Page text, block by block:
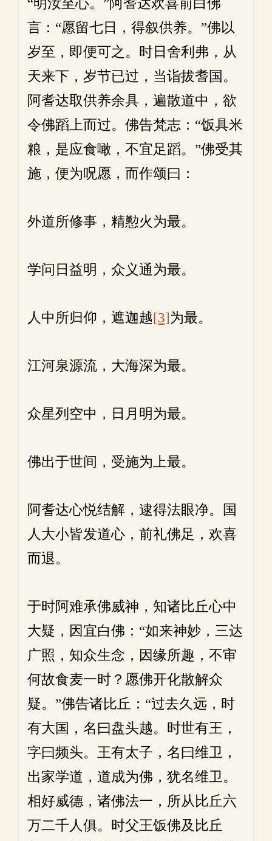
“明汝至心。”阿耆达欢喜前白佛
言：“愿留七日，得叙供养。”佛以
岁至，即便可之。时日舍利弗，从
天来下，岁节已过，当诣拔耆国。
阿耆达取供养余具，遍散道中，欲
令佛蹈上而过。佛告梵志：“饭具米
粮，是应食噉，不宜足蹈。”佛受其
施，便为呪愿，而作颂曰：
外道所修事，精懃火为最。
学问日益明，众义通为最。
人中所归仰，遮迦越[3]为最。
江河泉源流，大海深为最。
众星列空中，日月明为最。
佛出于世间，受施为上最。
阿耆达心悦结解，逮得法眼净。国
人大小皆发道心，前礼佛足，欢喜
而退。
于时阿难承佛威神，知诸比丘心中
大疑，因宜白佛：“如来神妙，三达
广照，知众生念，因缘所趣，不审
何故食麦一时？愿佛开化散解众
疑。”佛告诸比丘：“过去久远，时
有大国，名曰盘头越。时世有王，
字曰频头。王有太子，名曰维卫，
出家学道，道成为佛，犹名维卫。
相好威德，诸佛法一，所从比丘六
万二千人俱。时父王饭佛及比丘